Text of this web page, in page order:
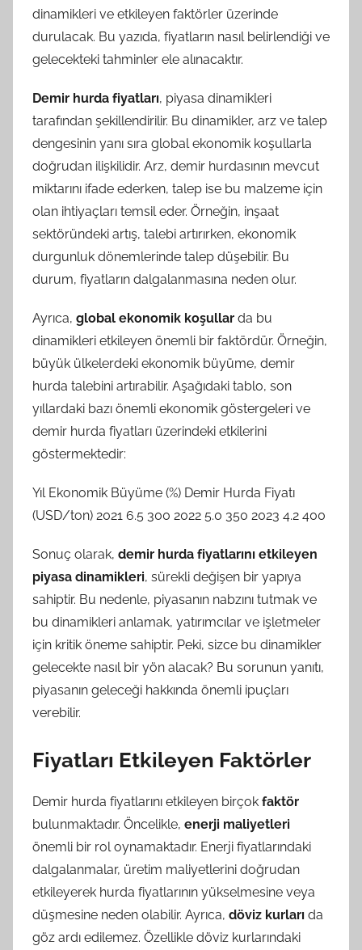
dinamikleri ve etkileyen faktörler üzerinde
durulacak. Bu yazıda, fiyatların nasıl belirlendiği ve
gelecekteki tahminler ele alınacaktır.
Demir hurda fiyatları, piyasa dinamikleri
tarafından şekillendirilir. Bu dinamikler, arz ve talep
dengesinin yanı sıra global ekonomik koşullarla
doğrudan ilişkilidir. Arz, demir hurdasının mevcut
miktarını ifade ederken, talep ise bu malzeme için
olan ihtiyaçları temsil eder. Örneğin, inşaat
sektöründeki artış, talebi artırırken, ekonomik
durgunluk dönemlerinde talep düşebilir. Bu
durum, fiyatların dalgalanmasına neden olur.
Ayrıca, global ekonomik koşullar da bu
dinamikleri etkileyen önemli bir faktördür. Örneğin,
büyük ülkelerdeki ekonomik büyüme, demir
hurda talebini artırabilir. Aşağıdaki tablo, son
yıllardaki bazı önemli ekonomik göstergeleri ve
demir hurda fiyatları üzerindeki etkilerini
göstermektedir:
Yıl Ekonomik Büyüme (%) Demir Hurda Fiyatı
(USD/ton) 2021 6.5 300 2022 5.0 350 2023 4.2 400
Sonuç olarak, demir hurda fiyatlarını etkileyen
piyasa dinamikleri, sürekli değişen bir yapıya
sahiptir. Bu nedenle, piyasanın nabzını tutmak ve
bu dinamikleri anlamak, yatırımcılar ve işletmeler
için kritik öneme sahiptir. Peki, sizce bu dinamikler
gelecekte nasıl bir yön alacak? Bu sorunun yanıtı,
piyasanın geleceği hakkında önemli ipuçları
verebilir.
Fiyatları Etkileyen Faktörler
Demir hurda fiyatlarını etkileyen birçok faktör
bulunmaktadır. Öncelikle, enerji maliyetleri
önemli bir rol oynamaktadır. Enerji fiyatlarındaki
dalgalanmalar, üretim maliyetlerini doğrudan
etkileyerek hurda fiyatlarının yükselmesine veya
düşmesine neden olabilir. Ayrıca, döviz kurları da
göz ardı edilemez. Özellikle döviz kurlarındaki